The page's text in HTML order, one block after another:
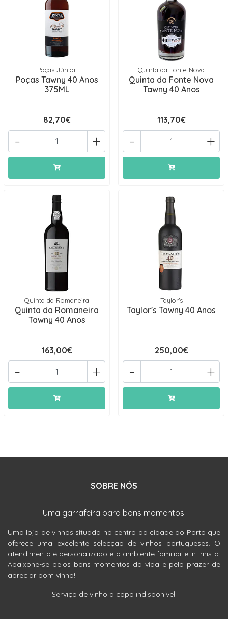
Poças Júnior
Poças Tawny 40 Anos
375ML
82,70€
+
-
Quinta da Fonte Nova
Quinta da Fonte Nova
Tawny 40 Anos
113,70€
+
-
Quinta da Romaneira
Quinta da Romaneira
Tawny 40 Anos
163,00€
+
-
Taylor's
Taylor's Tawny 40 Anos
250,00€
+
-
SOBRE NÓS
Uma garrafeira para bons momentos!
Uma loja de vinhos situada no centro da cidade do Porto que
oferece uma excelente selecção de vinhos portugueses. O
atendimento é personalizado e o ambiente familiar e intimista.
Apaixone-se pelos bons momentos da vida e pelo prazer de
apreciar bom vinho!
Serviço de vinho a copo indisponível.